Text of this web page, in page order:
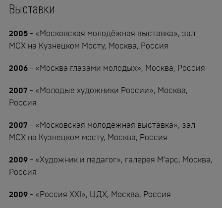
Выставки
2005 - «Московская молодёжная выставка», зал
МСХ на Кузнецком Мосту, Москва, Россия
2006 - «Москва глазами молодых», Москва, Россия
2007 - «Молодые художники России», Москва,
Россия
2007 - «Московская молодёжная выставка», зал
МСХ на Кузнецком мосту, Москва, Россия
2009 - «Художник и педагог», галерея М'арс, Москва,
Россия
2009 - «Россия XXI», ЦДХ, Москва, Россия